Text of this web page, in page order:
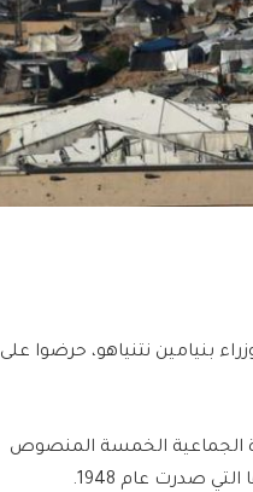
بنيامين نتنياهو، حرضوا على
تم ارتكاب 4 من بين أعمال الإبادة الجماعية الخمسة المنصوص
صدرت عام 1948.